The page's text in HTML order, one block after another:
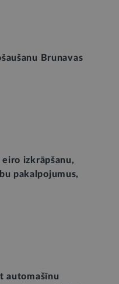
Brunavas
izkrāpšanu,
pakalpojumus,
automašīnu